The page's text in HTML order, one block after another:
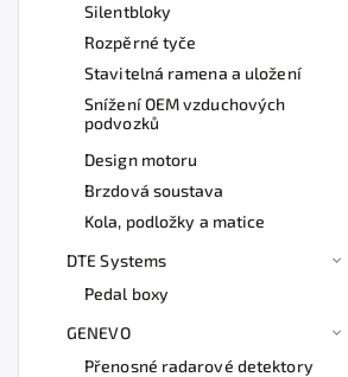
Silentbloky
Rozpěrné tyče
Stavitelná ramena a uložení
Snížení OEM vzduchových
podvozků
Design motoru
Brzdová soustava
Kola, podložky a matice
DTE Systems
Pedal boxy
GENEVO
Přenosné radarové detektory